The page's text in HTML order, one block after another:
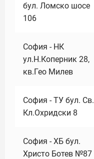
бул. Ломско шосе
106
София - НК
ул.Н.Коперник 28,
кв.Гео Милев
София - ТУ бул. Св.
Кл.Охридски 8
София - ХБ бул.
Христо Ботев №87